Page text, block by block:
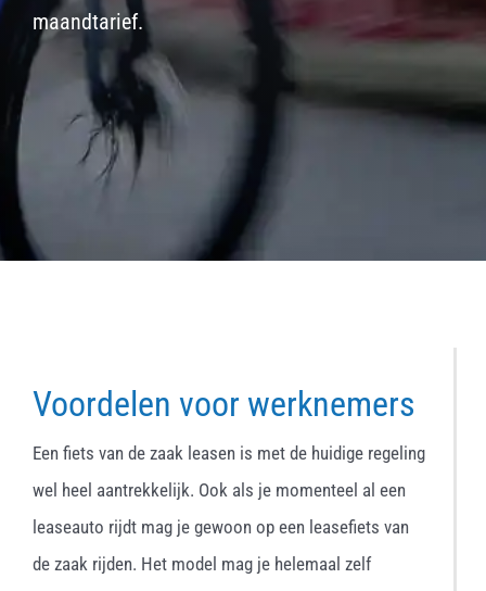
maandtarief.
Voordelen voor werknemers
Een fiets van de zaak leasen is met de huidige regeling
wel heel aantrekkelijk. Ook als je momenteel al een
leaseauto rijdt mag je gewoon op een leasefiets van
de zaak rijden. Het model mag je helemaal zelf